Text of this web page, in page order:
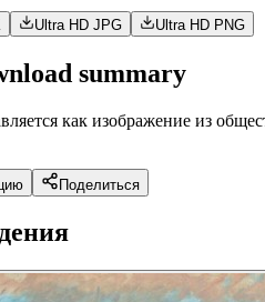
Ultra HD JPG Ultra HD PNG
summary
как изображение из
Поделиться